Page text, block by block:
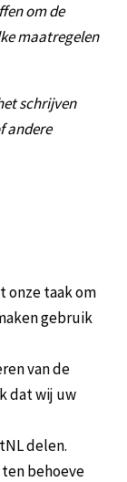
om de
maatregelen
schrijven
andere
onze taak om
gebruik
van de
dat wij uw
delen.
behoeve